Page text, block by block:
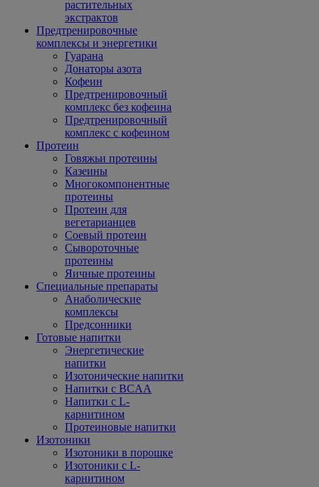
растительных
экстрактов
Предтренировочные
комплексы и энергетики
Гуарана
Донаторы азота
Кофеин
Предтренировочный
комплекс без кофеина
Предтренировочный
комплекс с кофеином
Протеин
Говяжьи протеины
Казеины
Многокомпонентные
протеины
Протеин для
вегетарианцев
Соевый протеин
Сывороточные
протеины
Яичные протеины
Специальные препараты
Анаболические
комплексы
Предсонники
Готовые напитки
Энергетические
напитки
Изотонические напитки
Напитки с BCAA
Напитки с L-
карнитином
Протеиновые напитки
Изотоники
Изотоники в порошке
Изотоники с L-
карнитином